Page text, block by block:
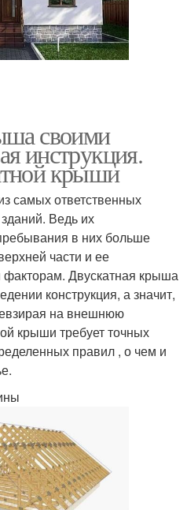
своими
инструкция.
крыши
самых ответственных
Ведь их
в них больше
части и ее
факторам. Двускатная крыша
конструкция, а значит,
на внешнюю
крыши требует точных
правил , о чем и